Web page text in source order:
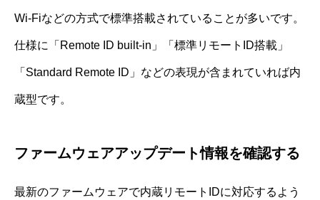
Wi-Fiなどの方式で標準搭載されていることが多いです。
仕様に「Remote ID built-in」「標準リモートID搭載」
「Standard Remote ID」などの表現が含まれていれば内
蔵型です。
ファームウェアアップデート情報を確認する
最新のファームウェアで内蔵リモートIDに対応するよう